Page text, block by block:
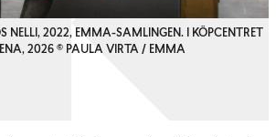
NELLI, 2022, EMMA-SAMLINGEN. I KÖPCENTRET
2026 © PAULA VIRTA / EMMA